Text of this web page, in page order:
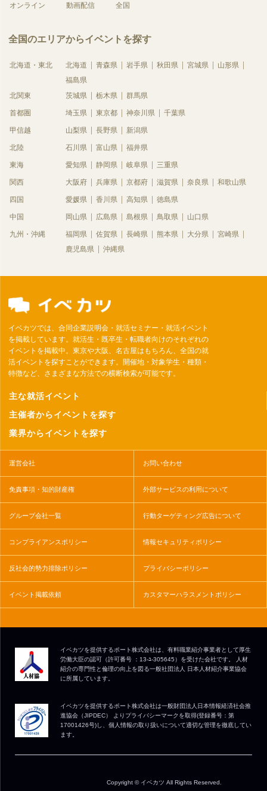
オンライン 動画配信 全国
全国のエリアからイベントを探す
北海道・東北 北海道 青森県 岩手県 秋田県 宮城県
山形県
福島県
北関東
茨城県 栃木県 群馬県
首都圏 埼玉県 東京都 神奈川県 千葉県
甲信越 山梨県 長野県 新潟県
北陸 石川県 富山県 福井県
東海 愛知県 静岡県 岐阜県 三重県
関西 大阪府 兵庫県 京都府 滋賀県 奈良県 和歌山県
四国 愛媛県 香川県 高知県 徳島県
中国 岡山県 広島県 島根県 鳥取県 山口県
九州・沖縄 福岡県 佐賀県 長崎県 熊本県 大分県
宮崎県
鹿児島県
沖縄県
イベカツでは、合同企業説明会・就活セミナー・就活イベント
を掲載しています。就活生・既卒生・転職者向けのそれぞれの
イベントを掲載中。東京や大阪、名古屋はもちろん、全国の就
活イベントを探すことができます。開催地・対象学生・種類・
特徴など、さまざまな方法での横断検索が可能です。
主な就活イベント
主催者からイベントを探す
業界からイベントを探す
運営会社 お問い合わせ
免責事項・知的財産権 外部サービスの利用について
グループ会社一覧 行動ターゲティング広告について
コンプライアンスポリシー 情報セキュリティポリシー
反社会的勢力排除ポリシー プライバシーポリシー
イベント掲載依頼 カスタマーハラスメントポリシー